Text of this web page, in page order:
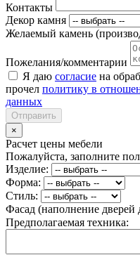
Контакты
Декор камня
Желаемый камень
Пожелания/комментарии
Я даю согласие на
прочел политику в
данных
Отправить
×
Расчет цены мебели
Пожалуйста, заполните
Изделие:
Форма:
Стиль:
Фасад (наполнение дверей
Предполагаемая техника: